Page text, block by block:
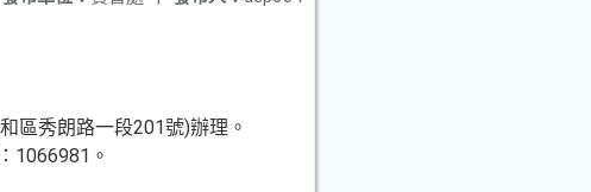
區秀朗路一段201號)辦理。
1066981。